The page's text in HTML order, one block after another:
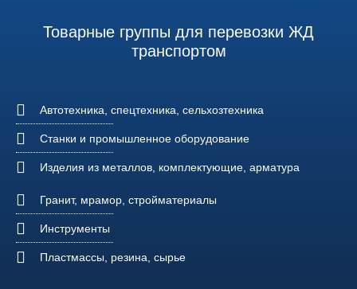
Товарные группы для перевозки ЖД
транспортом
Автотехника, спецтехника, сельхозтехника
Станки и промышленное оборудование
Изделия из металлов, комплектующие, арматура
Гранит, мрамор, стройматериалы
Инструменты
Пластмассы, резина, сырье